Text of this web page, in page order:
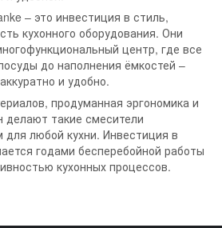
– это инвестиция в стиль,
кухонного оборудования. Они
центр, где все
до наполнения ёмкостей –
и удобно.
продуманная эргономика и
такие смесители
любой кухни. Инвестиция в
годами бесперебойной работы
кухонных процессов.